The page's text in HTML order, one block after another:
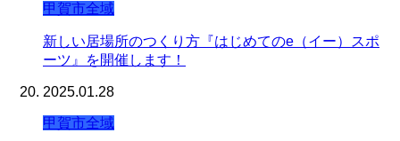
甲賀市全域
新しい居場所のつくり方『はじめてのe（イー）スポ
ーツ』を開催します！
2025.01.28
甲賀市全域